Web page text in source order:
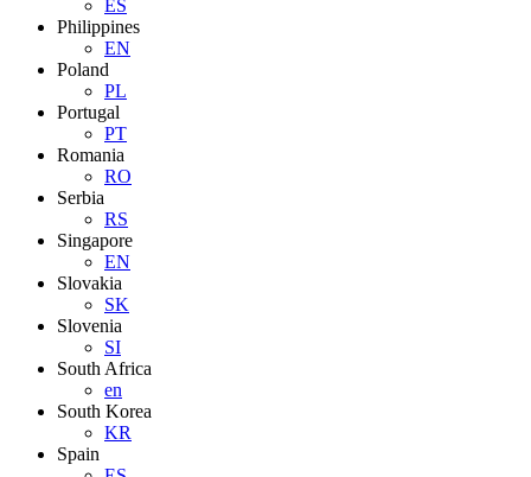
ES
Philippines
EN
Poland
PL
Portugal
PT
Romania
RO
Serbia
RS
Singapore
EN
Slovakia
SK
Slovenia
SI
South Africa
en
South Korea
KR
Spain